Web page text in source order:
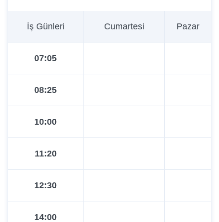
İş Günleri Cumartesi Pazar
07:05
08:25
10:00
11:20
12:30
14:00